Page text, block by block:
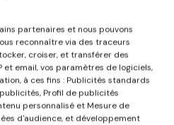
partenaires et nous pouvons
reconnaître via des traceurs
croiser, et transférer des
et email, vos paramètres de logiciels,
à ces fins : Publicités standards
Profil de publicités
personnalisé et Mesure de
d'audience, et développement